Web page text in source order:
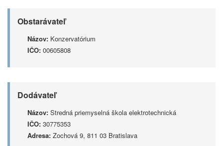
Obstarávateľ
Názov: Konzervatórium
IČO: 00605808
Dodávateľ
Názov: Stredná priemyselná škola elektrotechnická
IČO: 30775353
Adresa: Zochová 9, 811 03 Bratislava